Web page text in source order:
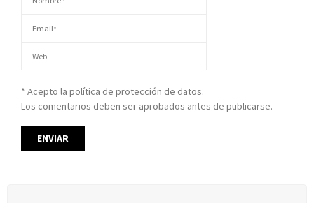
* Acepto la política de protección de datos.
Los comentarios deben ser aprobados antes de publicarse.